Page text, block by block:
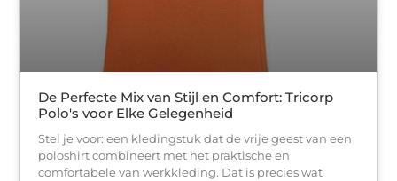
De Perfecte Mix van Stijl en Comfort: Tricorp
Polo's voor Elke Gelegenheid
Stel je voor: een kledingstuk dat de vrije geest van een
poloshirt combineert met het praktische en
comfortabele van werkkleding. Dat is precies wat